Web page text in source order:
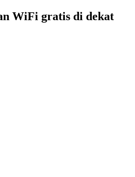
WiFi gratis di dekat